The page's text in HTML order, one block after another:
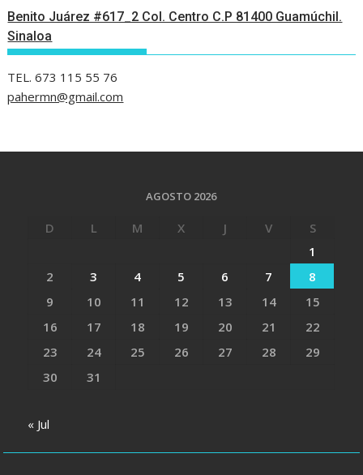
Benito Juárez #617_2 Col. Centro C.P 81400 Guamúchil.
Sinaloa
TEL. 673 115 55 76
pahermn@gmail.com
AGOSTO 2026
D L M X J V
S
1
2
3 4 5 6 7
8
9
10 11 12 13 14
15
16
17 18 19 20 21
22
23
24 25 26 27 28
29
30
31
« Jul